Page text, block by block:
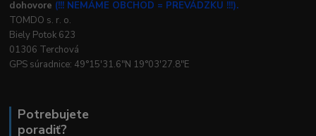
dohovore (!!! NEMÁME OBCHOD = PREVÁDZKU !!!).
TOMDO s. r. o.
Biely Potok 623
01306 Terchová
GPS súradnice: 49°15'31.6"N 19°03'27.8"E
Potrebujete
poradiť?